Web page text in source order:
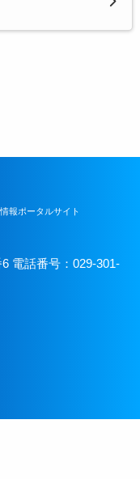
報ポータルサイト
電話番号：029-301-